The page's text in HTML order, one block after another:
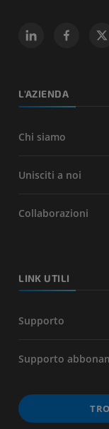
L'AZIENDA
Chi siamo
Unisciti a noi
Collaborazioni
LINK UTILI
Supporto
Supporto